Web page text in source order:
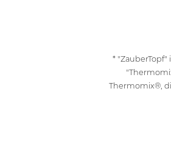
*
Thermomix®,